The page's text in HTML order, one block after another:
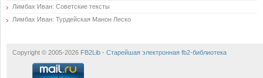
Лимбах Иван: Советские тексты
Лимбах Иван: Турдейская Манон Леско
Copyright © 2005-2026 FB2Lib - Старейшая электронная fb2-библиотека